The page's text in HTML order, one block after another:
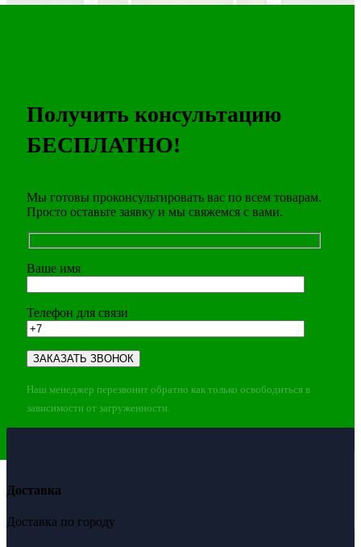
Получить консультацию
БЕСПЛАТНО!
Мы готовы проконсультировать вас по всем товарам.
Просто оставьте заявку и мы свяжемся с вами.
Ваше имя
Телефон для связи
Наш менеджер перезвонит обратно как только освободиться в
зависимости от загруженности.
Доставка
Доставка по городу